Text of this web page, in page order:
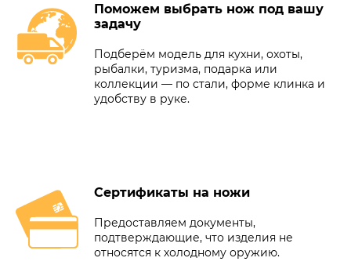
Поможем выбрать нож под вашу
задачу
Подберём модель для кухни, охоты,
рыбалки, туризма, подарка или
коллекции — по стали, форме клинка и
удобству в руке.
Сертификаты на ножи
Предоставляем документы,
подтверждающие, что изделия не
относятся к холодному оружию.